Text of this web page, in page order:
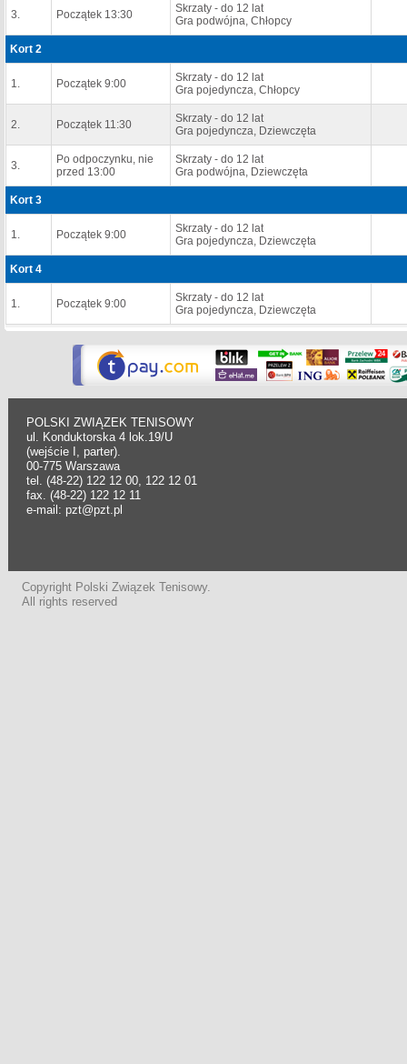
3. Początek 13:30
Skrzaty - do 12 lat
Gra podwójna, Chłopcy
Kort 2
1. Początek 9:00
Skrzaty - do 12 lat
Gra pojedyncza, Chłopcy
2. Początek 11:30
Skrzaty - do 12 lat
Gra pojedyncza, Dziewczęta
3.
Po odpoczynku, nie
przed 13:00
Skrzaty - do 12 lat
Gra podwójna, Dziewczęta
Kort 3
1. Początek 9:00
Skrzaty - do 12 lat
Gra pojedyncza, Dziewczęta
Kort 4
1. Początek 9:00
Skrzaty - do 12 lat
Gra pojedyncza, Dziewczęta
POLSKI ZWIĄZEK TENISOWY
ul. Konduktorska 4 lok.19/U
(wejście I, parter).
00-775 Warszawa
tel. (48-22) 122 12 00, 122 12 01
fax. (48-22) 122 12 11
e-mail: pzt@pzt.pl
Copyright Polski Związek Tenisowy.
All rights reserved